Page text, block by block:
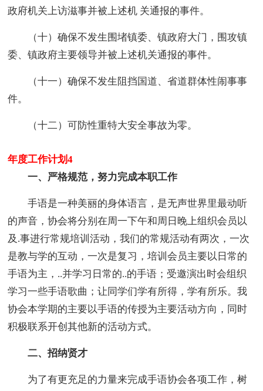
政府机关上访滋事并被上述机 关通报的事件。
（十）确保不发生围堵镇委、镇政府大门，围攻镇
委、镇政府主要领导并被上述机关通报的事件。
（十一）确保不发生阻挡国道、省道群体性闹事事
件。
（十二）可防性重特大安全事故为零。
年度工作计划4
一、严格规范，努力完成本职工作
手语是一种美丽的身体语言，是无声世界里最动听
的声音，协会将分别在周一下午和周日晚上组织会员以
及.事进行常规培训活动，我们的常规活动有两次，一次
是教与学的互动，一次是复习，培训会员主要以日常的
手语为主，..并学习日常的..的手语；受邀演出时会组织
学习一些手语歌曲；让同学们学有所得，学有所乐。我
协会本学期的主要以手语的传授为主要活动方向，同时
积极联系开创其他新的活动方式。
二、招纳贤才
为了有更充足的力量来完成手语协会各项工作，树